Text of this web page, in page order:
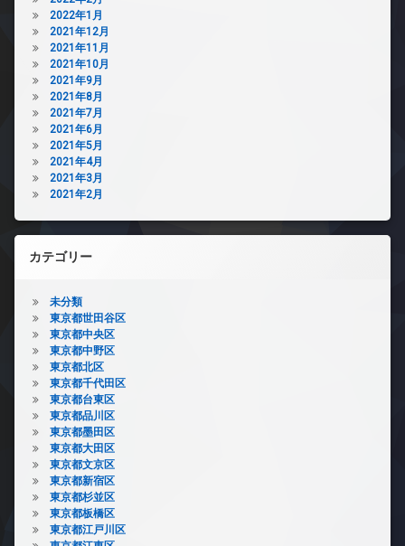
2022年1月
2021年12月
2021年11月
2021年10月
2021年9月
2021年8月
2021年7月
2021年6月
2021年5月
2021年4月
2021年3月
2021年2月
カテゴリー
未分類
東京都世田谷区
東京都中央区
東京都中野区
東京都北区
東京都千代田区
東京都台東区
東京都品川区
東京都墨田区
東京都大田区
東京都文京区
東京都新宿区
東京都杉並区
東京都板橋区
東京都江戸川区